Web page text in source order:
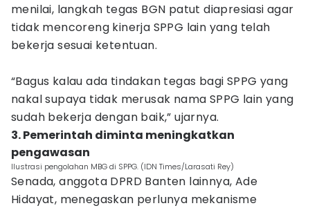
menilai, langkah tegas BGN patut diapresiasi agar
tidak mencoreng kinerja SPPG lain yang telah
bekerja sesuai ketentuan.
“Bagus kalau ada tindakan tegas bagi SPPG yang
nakal supaya tidak merusak nama SPPG lain yang
sudah bekerja dengan baik,” ujarnya.
3. Pemerintah diminta meningkatkan
pengawasan
Ilustrasi pengolahan MBG di SPPG. (IDN Times/Larasati Rey)
Senada, anggota DPRD Banten lainnya, Ade
Hidayat, menegaskan perlunya mekanisme